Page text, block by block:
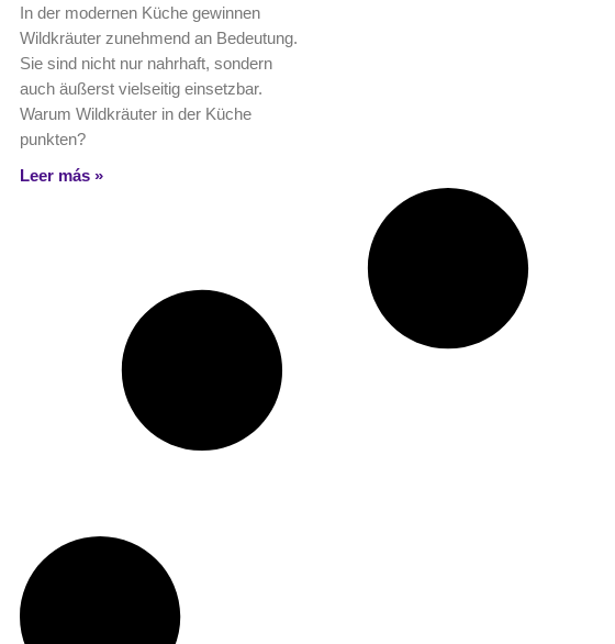
In der modernen Küche gewinnen
Wildkräuter zunehmend an Bedeutung.
Sie sind nicht nur nahrhaft, sondern
auch äußerst vielseitig einsetzbar.
Warum Wildkräuter in der Küche
punkten?
Leer más »